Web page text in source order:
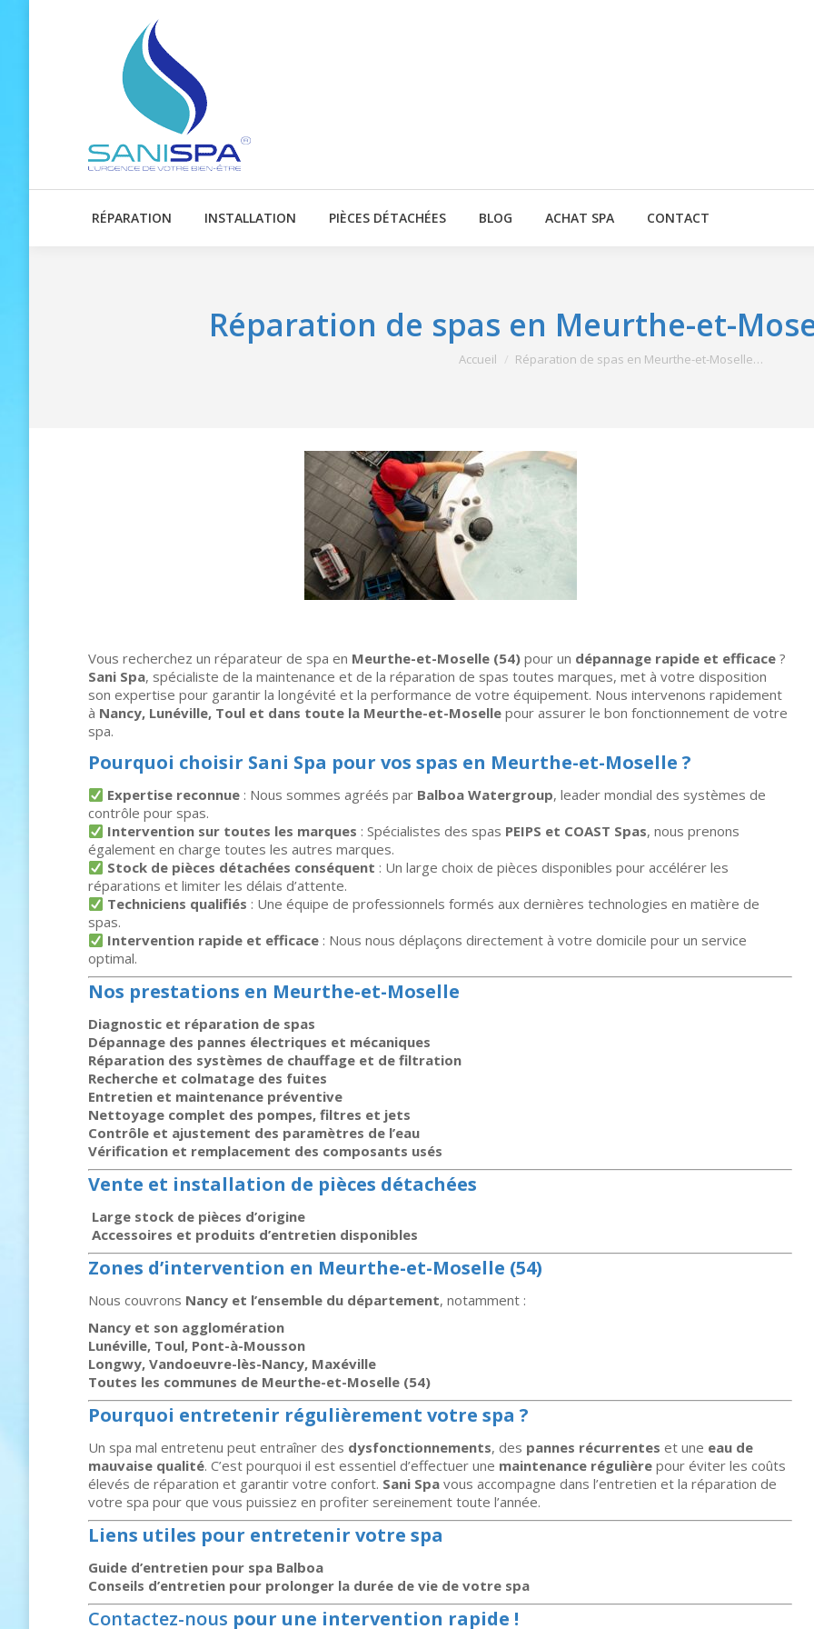
RÉPARATION INSTALLATION PIÈCES DÉTACHÉES BLOG ACHAT SPA CONTACT
Réparation de spas en Meurthe-et-
Vous êtes ici :
Accueil Réparation de spas en Meurthe-et-Moselle…
Vous recherchez un réparateur de spa en Meurthe-et-Moselle (54) pour un dépannage rapide et efficace ?
Sani Spa, spécialiste de la maintenance et de la réparation de spas toutes marques, met à votre disposition
son expertise pour garantir la longévité et la performance de votre équipement. Nous intervenons rapidement
à Nancy, Lunéville, Toul et dans toute la Meurthe-et-Moselle pour assurer le bon fonctionnement de votre
spa.
Pourquoi choisir Sani Spa pour vos spas en Meurthe-et-Moselle ?
Expertise reconnue : Nous sommes agréés par Balboa Watergroup, leader mondial des systèmes de
contrôle pour spas.
Intervention sur toutes les marques : Spécialistes des spas PEIPS et COAST Spas, nous prenons
également en charge toutes les autres marques.
Stock de pièces détachées conséquent : Un large choix de pièces disponibles pour accélérer les
réparations et limiter les délais d’attente.
Techniciens qualifiés : Une équipe de professionnels formés aux dernières technologies en matière de
spas.
Intervention rapide et efficace : Nous nous déplaçons directement à votre domicile pour un service
optimal.
Nos prestations en Meurthe-et-Moselle
Diagnostic et réparation de spas
Dépannage des pannes électriques et mécaniques
Réparation des systèmes de chauffage et de filtration
Recherche et colmatage des fuites
Entretien et maintenance préventive
Nettoyage complet des pompes, filtres et jets
Contrôle et ajustement des paramètres de l’eau
Vérification et remplacement des composants usés
Vente et installation de pièces détachées
Large stock de pièces d’origine
Accessoires et produits d’entretien disponibles
Zones d’intervention en Meurthe-et-Moselle (54)
Nous couvrons Nancy et l’ensemble du département, notamment :
Nancy et son agglomération
Lunéville, Toul, Pont-à-Mousson
Longwy, Vandoeuvre-lès-Nancy, Maxéville
Toutes les communes de Meurthe-et-Moselle (54)
Pourquoi entretenir régulièrement votre spa ?
Un spa mal entretenu peut entraîner des dysfonctionnements, des pannes récurrentes et une eau de
mauvaise qualité. C’est pourquoi il est essentiel d’effectuer une maintenance régulière pour éviter les coûts
élevés de réparation et garantir votre confort. Sani Spa vous accompagne dans l’entretien et la réparation de
votre spa pour que vous puissiez en profiter sereinement toute l’année.
Liens utiles pour entretenir votre spa
Guide d’entretien pour spa Balboa
Conseils d’entretien pour prolonger la durée de vie de votre spa
Contactez-nous pour une intervention rapide !